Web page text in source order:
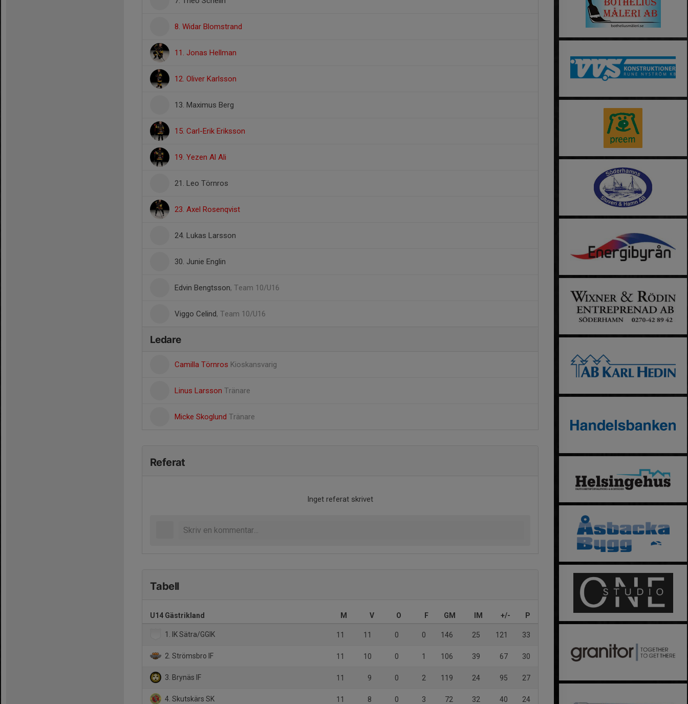
8. Widar Blomstrand
11. Jonas Hellman
12. Oliver Karlsson
13. Maximus Berg
15. Carl-Erik Eriksson
19. Yezen Al Ali
21. Leo Törnros
23. Axel Rosenqvist
24. Lukas Larsson
30. Junie Englin
Edvin Bengtsson, Team 10/U16
Viggo Celind, Team 10/U16
Ledare
Camilla Törnros Kioskansvarig
Linus Larsson Tränare
Micke Skoglund Tränare
Referat
Inget referat skrivet
Tabell
U14 Gästrikland M V O F GM IM +/- P
1. IK Sätra/GGIK 11 11 0 0 146 25 121 33
2. Strömsbro IF 11 10 0 1 106 39 67 30
3. Brynäs IF 11 9 0 2 119 24 95 27
4. Skutskärs SK 11 8 0 3 72 32 40 24